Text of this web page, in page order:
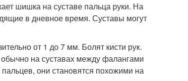
шишка на суставе пальца руки. На
в дневное время. Суставы могут
от 1 до 7 мм. Болят кисти рук.
на суставах между фалангами
они становятся похожими на